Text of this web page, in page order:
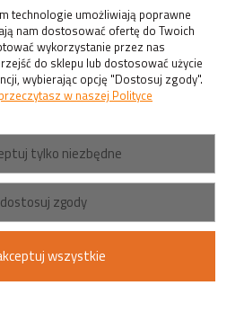
Produkty
technologie umożliwiają poprawne
nam dostosować ofertę do Twoich
wykorzystanie przez nas
do sklepu lub dostosować użycie
wybierając opcję "Dostosuj zgody".
w naszej Polityce
tylko niezbędne
dostosuj zgody
wszystkie